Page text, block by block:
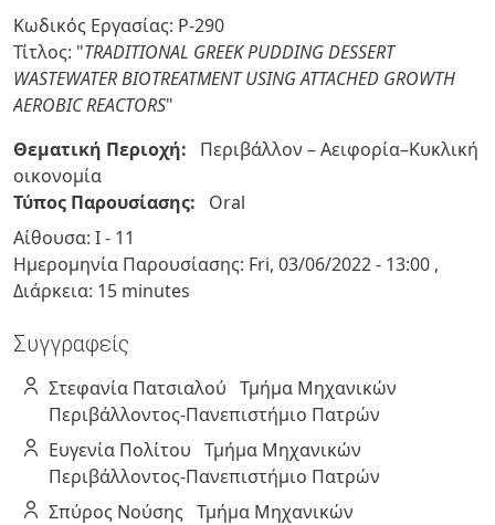
Κωδικός Εργασίας: P-290
Τίτλος: "TRADITIONAL GREEK PUDDING DESSERT
WASTEWATER BIOTREATMENT USING ATTACHED GROWTH
AEROBIC REACTORS"
Θεματική Περιοχή:
Περιβάλλον – Αειφορία–Κυκλική
οικονομία
Τύπος Παρουσίασης:
Oral
Αίθουσα: Ι - 11
Ημερομηνία Παρουσίασης: Fri, 03/06/2022- 13:00 ,
Διάρκεια: 15 minutes
Συγγραφείς
Στεφανία Πατσιαλού Τμήμα Μηχανικών
Περιβάλλοντος-Πανεπιστήμιο Πατρών
Ευγενία Πολίτου Τμήμα Μηχανικών
Περιβάλλοντος-Πανεπιστήμιο Πατρών
Σπύρος Νούσης Τμήμα Μηχανικών